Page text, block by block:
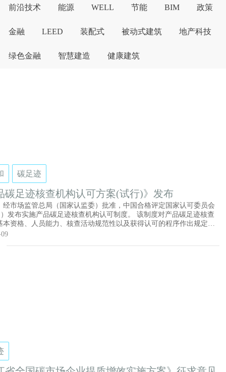
前沿技术 能源 WELL 节能 BIM 政策
金融 LEED 装配式 被动式建筑 地产科技
绿色金融 智慧建造 健康建筑
碳足迹
碳足迹核查机构认可方案(试行)》发布
经市场监管总局（国家认监委）批准，中国合格评定国家认可委员会
发布实施产品碳足迹核查机构认可制度。 该制度对产品碳足迹核查
本资格、人员能力、核查活动规范性以及获得认可的程序作出规定。
施后，将进一步规范产品碳足迹核查机构行为，提升产品碳足迹数据